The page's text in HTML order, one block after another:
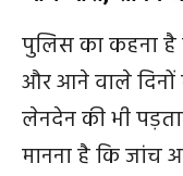
पुलिस का कहना है
और आने वाले दिनों
लेनदेन की भी
मानना है कि